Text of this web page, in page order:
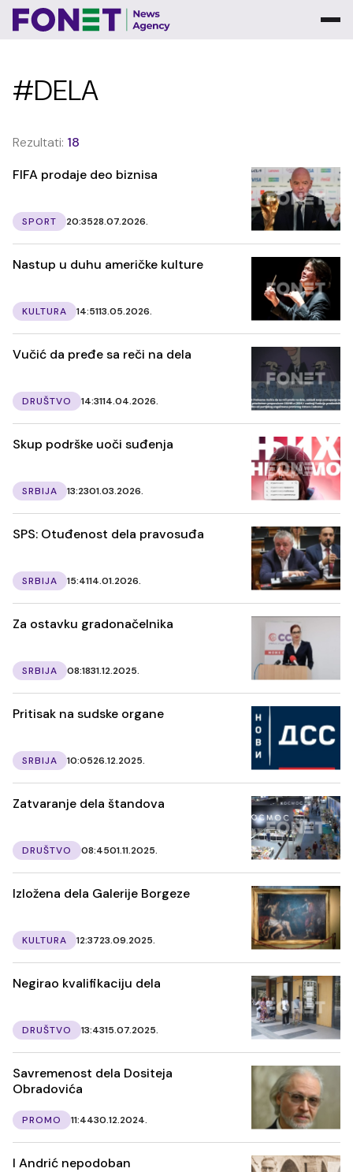
#DELA
Rezultati: 18
FIFA prodaje deo biznisa
SPORT 20:3528.07.2026.
Nastup u duhu američke kulture
KULTURA 14:5113.05.2026.
Vučić da pređe sa reči na dela
DRUŠTVO 14:3114.04.2026.
Skup podrške uoči suđenja
SRBIJA 13:2301.03.2026.
SPS: Otuđenost dela pravosuđa
SRBIJA 15:4114.01.2026.
Za ostavku gradonačelnika
SRBIJA 08:1831.12.2025.
Pritisak na sudske organe
SRBIJA 10:0526.12.2025.
Zatvaranje dela štandova
DRUŠTVO 08:4501.11.2025.
Izložena dela Galerije Borgeze
KULTURA 12:3723.09.2025.
Negirao kvalifikaciju dela
DRUŠTVO 13:4315.07.2025.
Savremenost dela Dositeja
Obradovića
PROMO 11:4430.12.2024.
I Andrić nepodoban